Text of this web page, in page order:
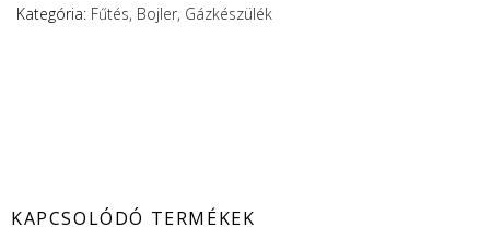
Kategória: Fűtés, Bojler, Gázkészülék
KAPCSOLÓDÓ TERMÉKEK